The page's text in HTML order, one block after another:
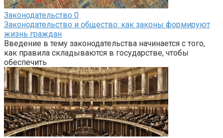
Законодательство 0
Законодательство и общество: как законы формируют
жизнь граждан
Введение в тему законодательства начинается с того,
как правила складываются в государстве, чтобы
обеспечить